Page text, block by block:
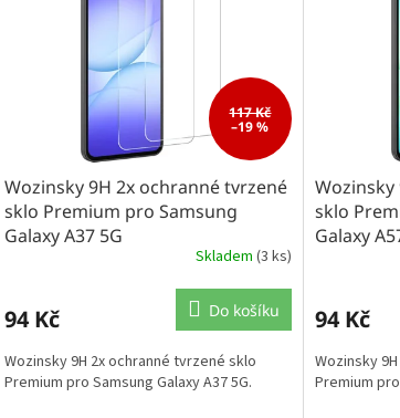
117 Kč
–19 %
Wozinsky 9H 2x ochranné tvrzené
sklo Premium pro Samsung
Galaxy A37 5G
Skladem (3 ks)
94 Kč Do košíku
Wozinsky 9H 2x ochranné tvrzené sklo
Premium pro Samsung Galaxy A37 5G.
sklo
Galaxy
94 Kč
Wozinsky
Premium